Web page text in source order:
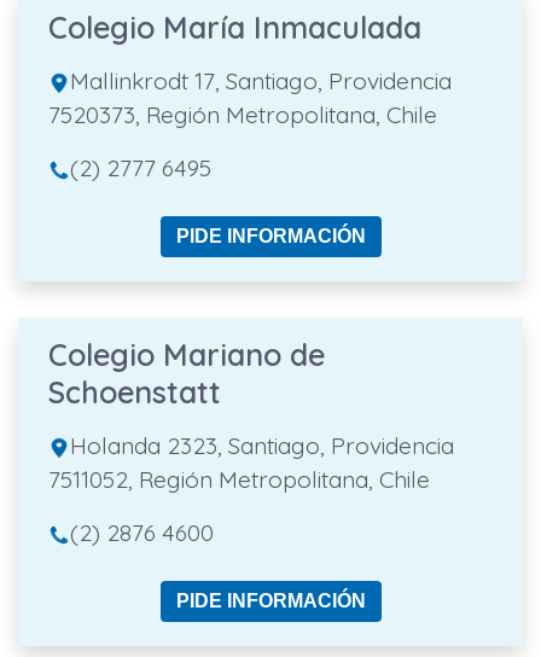
Colegio María Inmaculada
Mallinkrodt 17, Santiago, Providencia
7520373, Región Metropolitana, Chile
(2) 2777 6495
PIDE INFORMACIÓN
Colegio Mariano de
Schoenstatt
Holanda 2323, Santiago, Providencia
7511052, Región Metropolitana, Chile
(2) 2876 4600
PIDE INFORMACIÓN